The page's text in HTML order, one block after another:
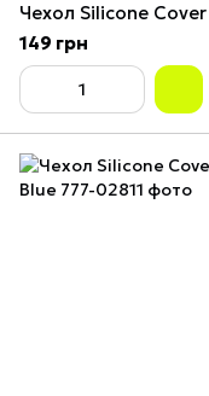
Чехол Silicone
149 грн